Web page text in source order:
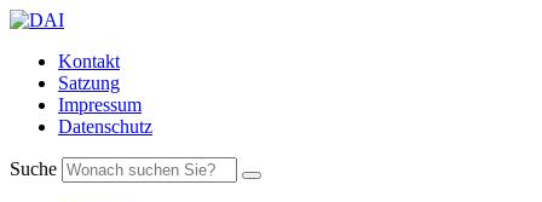
Kontakt
Satzung
Impressum
Datenschutz
Suche